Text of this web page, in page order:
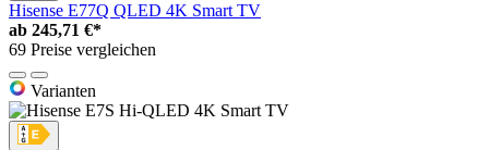
Hisense E77Q QLED 4K Smart TV
ab 245,71 €*
69 Preise vergleichen
Varianten